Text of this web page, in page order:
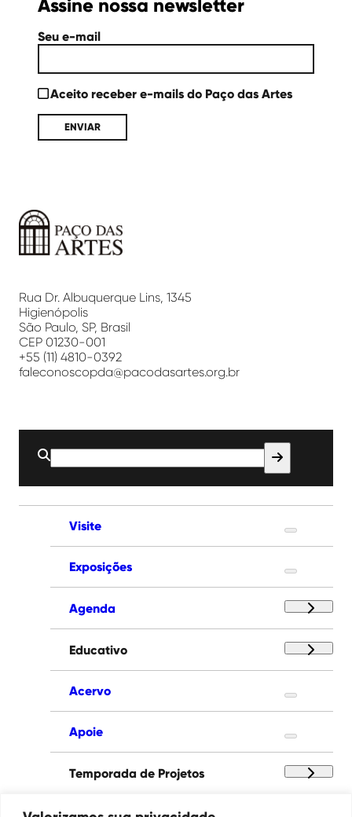
Assine nossa newsletter
Seu e-mail
Aceito receber e-mails do Paço das Artes
Artes
Rua Dr. Albuquerque Lins, 1345
Higienópolis
São Paulo, SP, Brasil
CEP 01230-001
+55 (11) 4810-0392
faleconoscopda@pacodasartes.org.br
Buscar
por:
Visite
Exposições
Agenda
Educativo
Acervo
Apoie
Temporada de Projetos